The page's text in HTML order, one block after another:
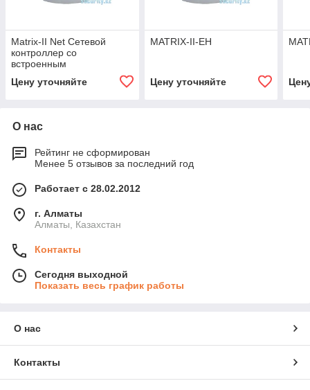
Matrix-II Net Сетевой
контроллер со
встроенным
Цену уточняйте
MATRIX-II-EH
Цену уточняйте
О нас
Рейтинг не сформирован
Менее 5 отзывов за последний год
Работает с 28.02.2012
г. Алматы
Алматы, Казахстан
Контакты
Сегодня выходной
Показать весь график работы
О нас
Контакты